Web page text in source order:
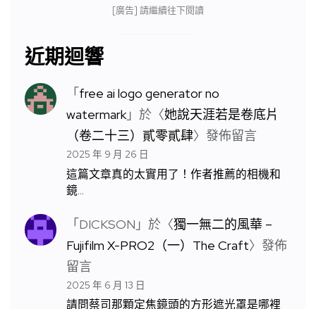
[廣告] 請繼續往下閱讀
近期迴響
「free ai logo generator no
watermark」於〈她說天涯若是卷底片
（卷二十三）貳零貳肆〉發佈留言
2025 年 9 月 26 日
這篇文章真的太實用了！作者推薦的相機和
鏡…
「DICKSON 」於〈獨一無二的風華 –
Fujifilm X-PRO2（一）The Craft〉發佈
留言
2025 年 6 月 13 日
請問蔡司那顆定焦鏡頭的方形遮光罩是哪裡